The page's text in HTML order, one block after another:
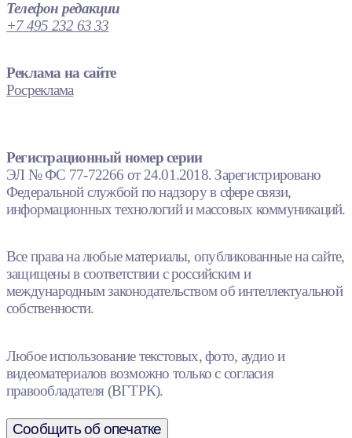
Телефон редакции
+7 495 232 63 33
Реклама на сайте
Росреклама
Регистрационный номер серии
ЭЛ № ФС 77-72266 от 24.01.2018. Зарегистрировано
Федеральной службой по надзору в сфере связи,
информационных технологий и массовых коммуникаций.
Все права на любые материалы, опубликованные на сайте,
защищены в соответствии с российским и
международным законодательством об интеллектуальной
собственности.
Любое использование текстовых, фото, аудио и
видеоматериалов возможно только с согласия
правообладателя (ВГТРК).
Сообщить об опечатке